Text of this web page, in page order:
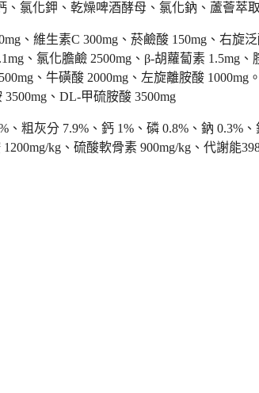
氯化鉀、乾燥啤酒酵母、氯化鈉、蘆薈萃
、維生素C 300mg、菸鹼酸 150mg、右旋
、氯化膽鹼 2500mg、β-胡蘿蔔素 1.5mg
、牛磺酸 2000mg、左旋離胺酸
、DL-甲硫胺酸 3500mg
粗灰分 7.9%、鈣 1%、磷 0.8%、鈉 0.3%、
kg、硫酸軟骨素 900mg/kg、代謝能